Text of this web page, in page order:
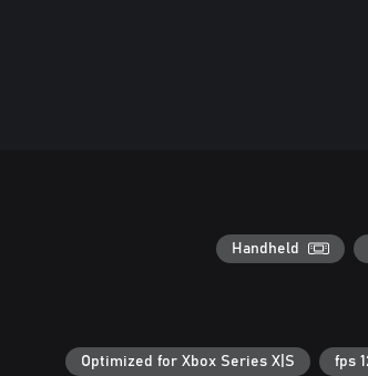
Handheld
Optimized for Xbox Series X|S